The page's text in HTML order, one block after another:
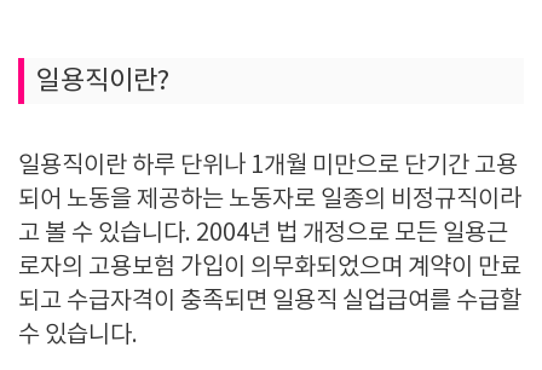
일용직이란?
일용직이란 하루 단위나 1개월 미만으로 단기간 고용
되어 노동을 제공하는 노동자로 일종의 비정규직이라
고 볼 수 있습니다. 2004년 법 개정으로 모든 일용근
로자의 고용보험 가입이 의무화되었으며 계약이 만료
되고 수급자격이 충족되면 일용직 실업급여를 수급할
수 있습니다.